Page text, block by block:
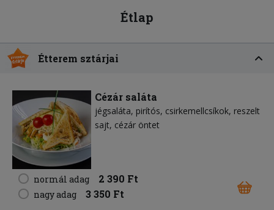
Étlap
Étterem sztárjai
Cézár saláta
jégsaláta pirítós csirkemellcsíkok reszelt
sajt cézár öntet
normál adag 2 390 Ft
nagy adag 3 350 Ft